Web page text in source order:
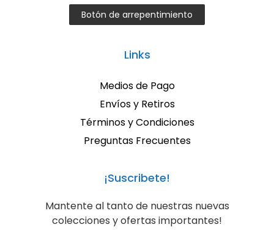
Botón de arrepentimiento
Links
Medios de Pago
Envíos y Retiros
Términos y Condiciones
Preguntas Frecuentes
¡Suscribete!
Mantente al tanto de nuestras nuevas
colecciones y ofertas importantes!